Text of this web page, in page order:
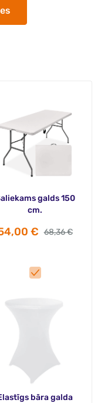
galds 150
cm.
€ 68,36 €
bāra galda